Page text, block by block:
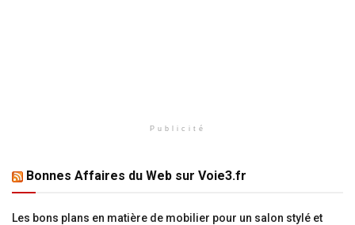
Publicité
Bonnes Affaires du Web sur Voie3.fr
Les bons plans en matière de mobilier pour un salon stylé et